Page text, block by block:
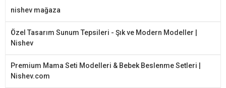
nishev mağaza
Özel Tasarım Sunum Tepsileri - Şık ve Modern Modeller |
Nishev
Premium Mama Seti Modelleri & Bebek Beslenme Setleri |
Nishev.com